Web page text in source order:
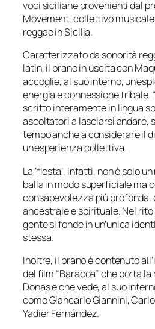
voci siciliane provenienti dal
Movement, collettivo
reggae in Sicilia.
Caratterizzato da sonorità
latin, il brano in uscita con
accoglie, al suo interno,
energia e connessione tribale.
scritto interamente in lingua
ascoltatori a lasciarsi andare,
tempo anche a considerare il
un’esperienza collettiva.
La ‘fiesta’, infatti, non è solo
balla in modo superficiale ma
consapevolezza più profonda,
ancestrale e spirituale. Nel
gente si fonde in un’unica
stessa.
Inoltre, il brano è contenuto
del film “Baracoa” che porta
Donas e che vede, al suo
come Giancarlo Giannini,
Yadier Fernández.